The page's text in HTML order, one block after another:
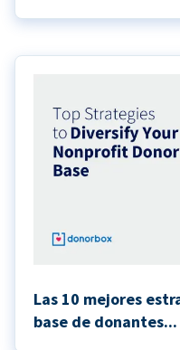
Las 10 mejores
base de donantes...